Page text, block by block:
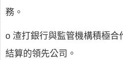
務。
o 渣打銀行與監管機構積極合
結算的領先公司。